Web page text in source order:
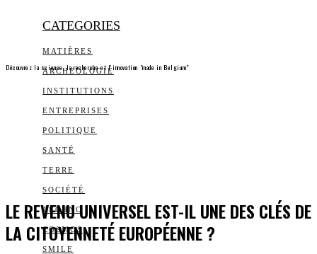
CATEGORIES
MATIÈRES
ARCHEOLOGIE
INSTITUTIONS
ENTREPRISES
POLITIQUE
SANTÉ
TERRE
SOCIÉTÉ
TECHNO
COSMOS
SMILE
Découvrez la science, la recherche et l’innovation "made in Belgium"
LE REVENU UNIVERSEL EST-IL UNE DES CLÉS DE
LA CITOYENNETÉ EUROPÉENNE ?